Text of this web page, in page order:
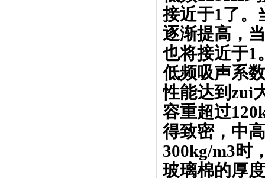
接近于1了。
逐渐提高，
也将接近于1
低频吸声系
性能达到zui
容重超过
得致密，中
300kg/m3时
玻璃棉的厚